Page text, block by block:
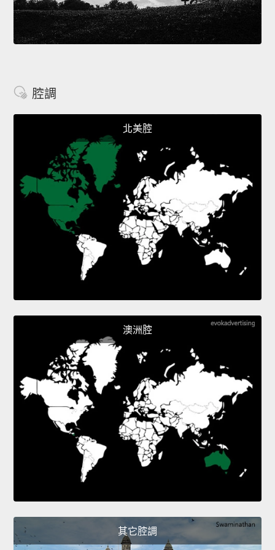
腔調
北美腔
澳洲腔
其它腔調